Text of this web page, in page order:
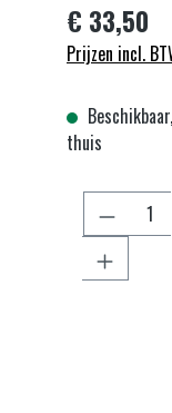
€ 33,50
Prijzen incl.
thuis